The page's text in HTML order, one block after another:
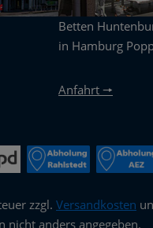
Betten
in Hamburg
Anfahrt 🠖
zzgl. Versandkosten
nicht anders angegeben.